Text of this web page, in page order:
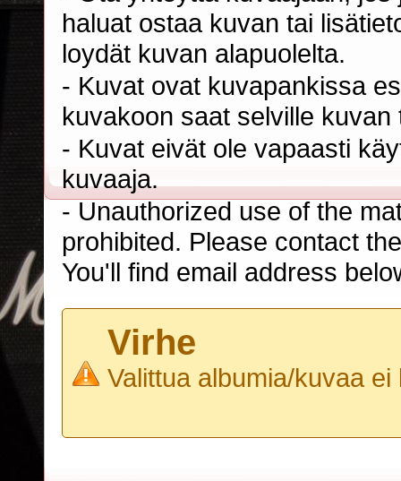
haluat ostaa kuvan tai
loydät kuvan alapuolelta.
- Kuvat ovat kuvapankissa
kuvakoon saat selville
- Kuvat eivät ole vapaasti
kuvaaja.
- Unauthorized use of the
prohibited. Please contact
You'll find email address
Virhe
Valittua albumia/kuvaa ei